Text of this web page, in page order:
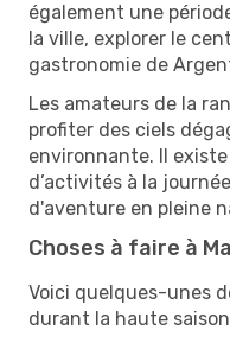
également une
la ville, explorer le
gastronomie de
Les amateurs de la
profiter des ciels
environnante. Il
d’activités à la
d'aventure en pleine
Choses à faire à
Voici quelques-unes
durant la haute